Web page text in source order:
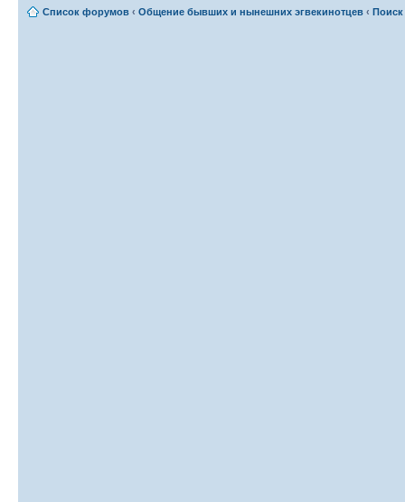
Список форумов ‹ Общение бывших и нынешних эгвекинотцев ‹ Поиск